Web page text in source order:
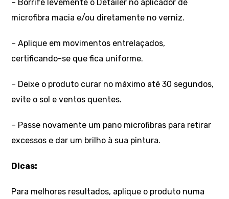
– Borrife levemente o Detailer no aplicador de
microfibra macia e/ou diretamente no verniz.
– Aplique em movimentos entrelaçados,
certificando-se que fica uniforme.
– Deixe o produto curar no máximo até 30 segundos,
evite o sol e ventos quentes.
– Passe novamente um pano microfibras para retirar
excessos e dar um brilho à sua pintura.
Dicas:
Para melhores resultados, aplique o produto numa